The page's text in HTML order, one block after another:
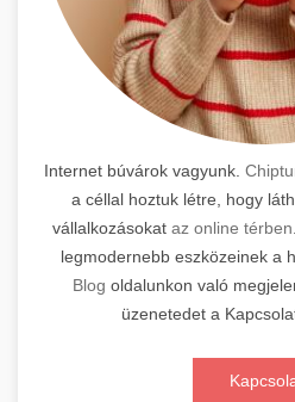
Internet búvárok vagyunk.
a céllal hoztuk létre, hogy
vállalkozásokat az online térben
legmodernebb eszközeinek a
Blog oldalunkon való
üzenetedet a